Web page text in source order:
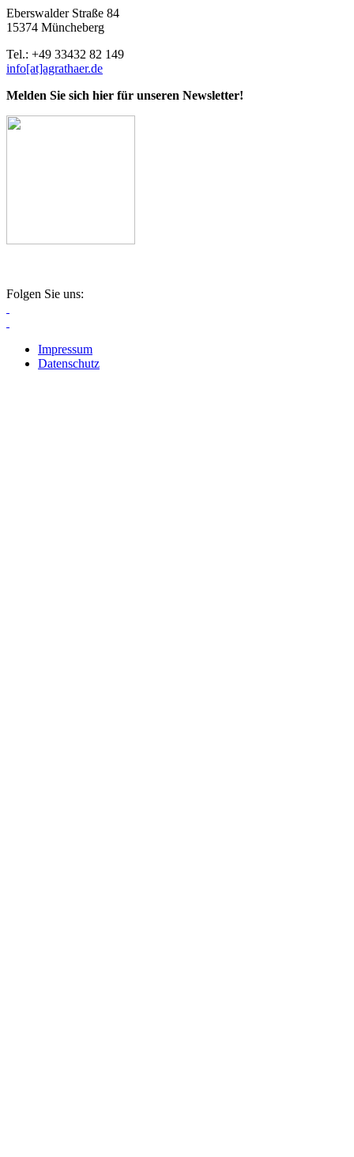
Eberswalder Straße 84
15374 Müncheberg
Tel.: +49 33432 82 149
info[at]agrathaer.de
Melden Sie sich hier für unseren Newsletter!
Folgen Sie uns:
Impressum
Datenschutz